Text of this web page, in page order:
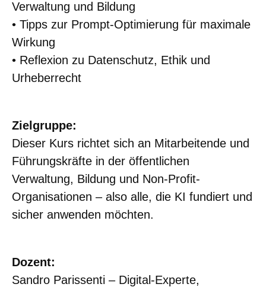
Verwaltung und Bildung
• Tipps zur Prompt-Optimierung für maximale
Wirkung
• Reflexion zu Datenschutz, Ethik und
Urheberrecht
Zielgruppe:
Dieser Kurs richtet sich an Mitarbeitende und
Führungskräfte in der öffentlichen
Verwaltung, Bildung und Non-Profit-
Organisationen – also alle, die KI fundiert und
sicher anwenden möchten.
Dozent:
Sandro Parissenti – Digital-Experte,